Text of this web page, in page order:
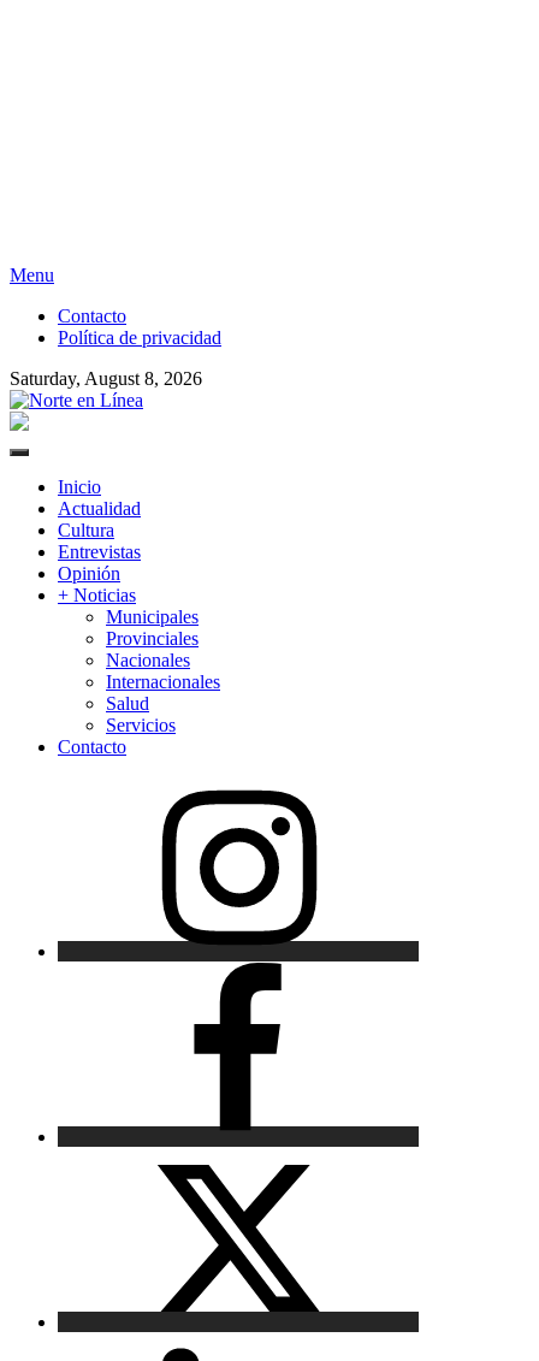
Skip
content
Menu
Contacto
Política de privacidad
Saturday, August 8, 2026
Primary
Inicio
Actualidad
Cultura
Entrevistas
Opinión
+ Noticias
Municipales
Provinciales
Nacionales
Internacionales
Salud
Servicios
Contacto